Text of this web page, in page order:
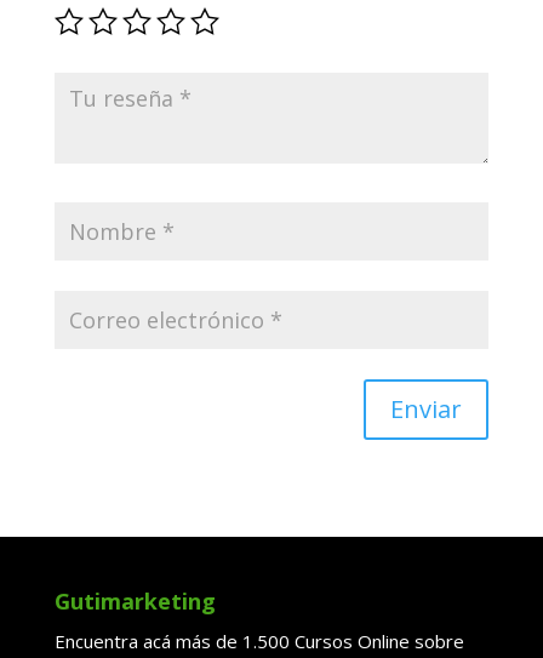
Enviar
Gutimarketing
Encuentra acá más de 1.500 Cursos Online sobre